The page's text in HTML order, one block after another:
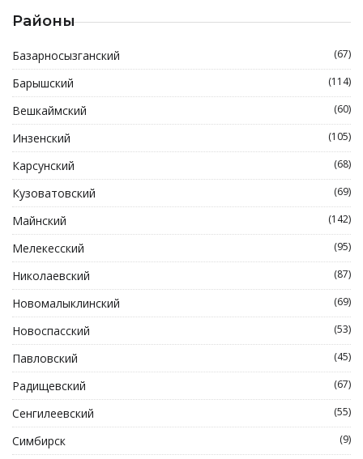
Районы
Базарносызганский (67)
Барышский (114)
Вешкаймский (60)
Инзенский (105)
Карсунский (68)
Кузоватовский (69)
Майнский (142)
Мелекесский (95)
Николаевский (87)
Новомалыклинский (69)
Новоспасский (53)
Павловский (45)
Радищевский (67)
Сенгилеевский (55)
Симбирск (9)